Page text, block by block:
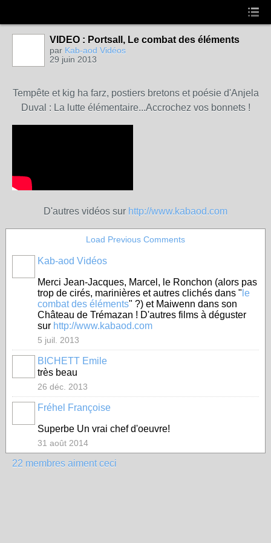
VIDEO : Portsall, Le combat des éléments
par Kab-aod Vidéos
29 juin 2013
Tempête et kig ha farz, postiers bretons et poésie d'Anjela
Duval : La lutte élémentaire...Accrochez vos bonnets !
D'autres vidéos sur http://www.kabaod.com
Load Previous Comments
Kab-aod Vidéos
Merci Jean-Jacques, Marcel, le Ronchon (alors pas
trop de cirés, marinières et autres clichés dans " le
combat des éléments" ?) et Maiwenn dans son
Château de Trémazan ! D'autres films à déguster
sur http://www.kabaod.com
5 juil. 2013
BICHETT Emile
très beau
26 déc. 2013
Fréhel Françoise
Superbe Un vrai chef d'oeuvre!
31 août 2014
22 membres aiment ceci